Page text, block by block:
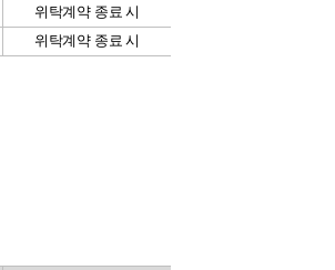
위탁계약 종료 시
위탁계약 종료 시